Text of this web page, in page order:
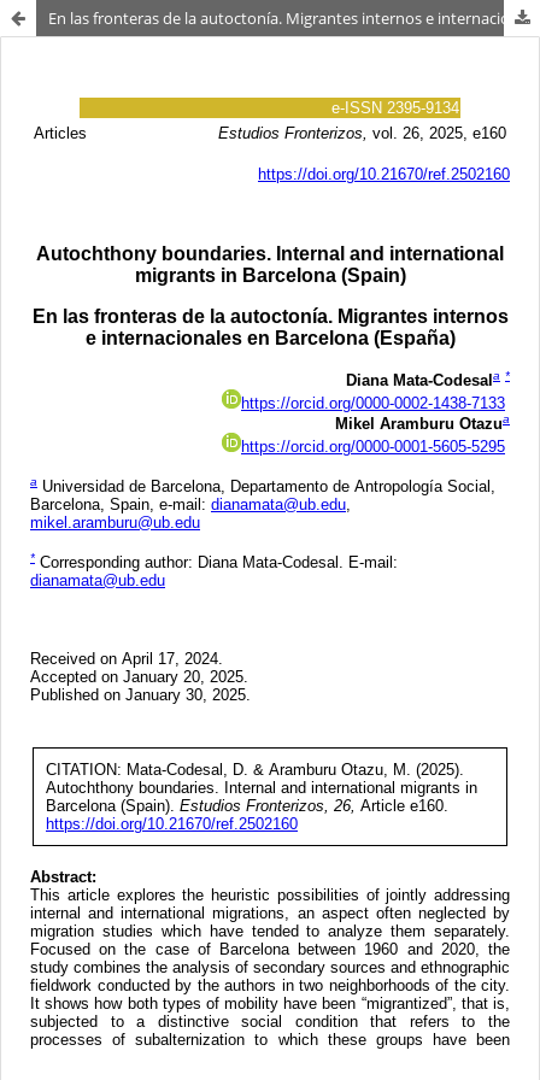
En las fronteras de la autoctonía. Migrantes internos e internacionales en Barcelona (España)